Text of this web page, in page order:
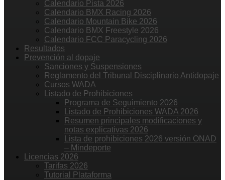
Calendario Pista 2026
Calendario BMX Racing 2026
Calendario Mountain Bike 2026
Calendario BMX Freestyle 2026
Calendario FCC Paracycling 2026
Resultados
Prevención al dopaje
Sanciones y Suspensiones
Reglamento del Tribunal Disciplinario Antidopaje
Cursos WADA
Listado de Prohibiciones
Programa de Seguimiento 2026
Listado de Prohibiciones WADA 2026
Resumen principales modificaciones y
notas explicativas 2026
Lista de prohibiciones 2026 versión ONAD
– Mindeporte
Licencias 2026
Tarifas 2026
Tutorial Plataforma